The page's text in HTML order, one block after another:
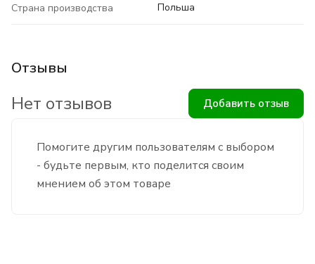
Страна производства Польша
Отзывы
Помогите другим пользователям с выбором
- будьте первым, кто поделится своим
мнением об этом товаре
Нет отзывов Добавить отзыв